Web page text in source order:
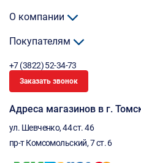
О компании
Покупателям
+7 (3822) 52-34-73
Заказать звонок
Адреса магазинов в г.
ул. Шевченко, 44 ст. 46
пр-т Комсомольский, 7 ст. 6